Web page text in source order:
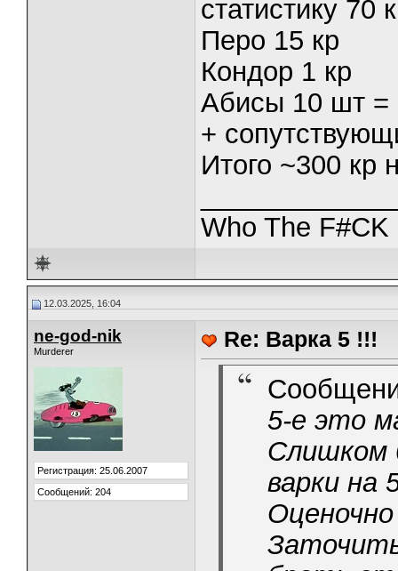
статистику 70
Перо 15 кр
Кондор 1 кр
Абисы 10 шт =
+
Итого ~300 кр
Who The
12.03.2025, 16:04
ne-god-nik
Murderer
Регистрация: 25.06.2007
Сообщений: 204
Re: Варка 5 !!!
5-е это
Слишком
варки на
Оценочно